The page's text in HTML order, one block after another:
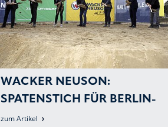
WACKER NEUSON:
SPATENSTICH FÜR BERLIN-
POTSDAM
zum Artikel